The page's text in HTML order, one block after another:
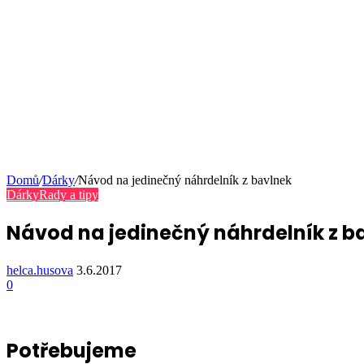
Domů/Dárky/Návod na jedinečný náhrdelník z bavlnek
DárkyRady a tipy
Návod na jedinečný náhrdelník z
helca.husova 3.6.2017
0
Potřebujeme